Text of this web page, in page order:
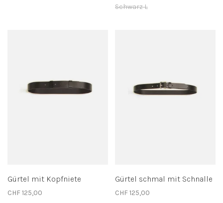
Schwarz L
Gürtel mit Kopfniete
CHF 125,00
Gürtel schmal mit Schnalle
CHF 125,00